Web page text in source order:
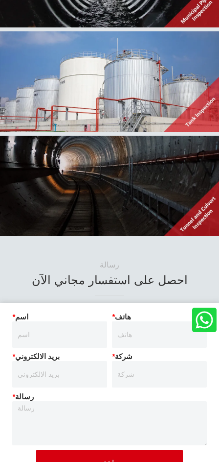
رسالة
احصل على استفسار مجاني الآن
*اسم *هاتف
*بريد الالكتروني *شركة
*رسالة